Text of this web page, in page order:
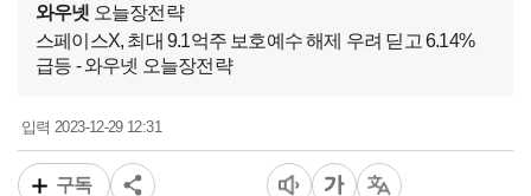
와우넷 오늘장전략
스페이스X, 최대 9.1억주 보호예수 해제 우려 딛고 6.14%
급등 - 와우넷 오늘장전략
입력2023-12-29 12:31
구독